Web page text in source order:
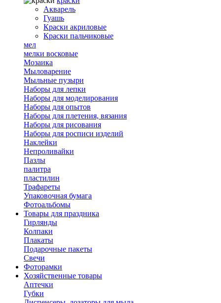
Акварель
Гуашь
Краски акриловые
Краски пальчиковые
мел
мелки восковые
Мозаика
Мыловарение
Мыльные пузыри
Наборы для лепки
Наборы для моделирования
Наборы для опытов
Наборы для плетения, вязания
Наборы для рисования
Наборы для росписи изделий
Наклейки
Непроливайки
Пазлы
палитра
пластилин
Трафареты
Упаковочная бумага
Фотоальбомы
Товары для праздника
Гирлянды
Колпаки
Плакаты
Подарочные пакеты
Свечи
Фоторамки
Хозяйственные товары
Аптечки
Губки